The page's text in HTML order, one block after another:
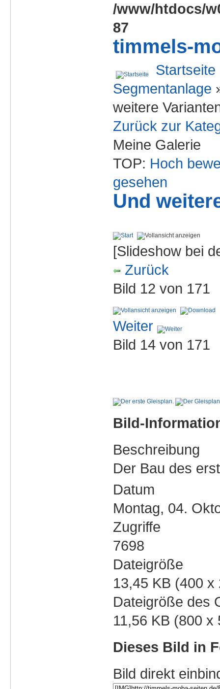
/www/htdocs/
87
timmels-
Startseite
Segmentanlage
weitere
Zurück zur
Meine Galerie
TOP: Hoch
gesehen
Und
[Slideshow bei
Zurück
Bild 12 von 171
Weiter
Bild 14 von 171
Bild-
Beschreibung
Der Bau des
Datum
Montag, 04.
Zugriffe
7698
Dateigröße
13,45 KB (400 x
Dateigröße des
11,56 KB (800 x
Dieses Bild in
Bild direkt